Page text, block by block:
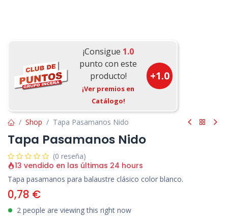
¡Consigue 1.0
punto con este
producto!
¡Ver premios en
Catálogo!
+1.0
Shop Tapa Pasamanos Nido
Tapa Pasamanos Nido
(0 reseña)
13 vendido en las últimas 24 hours
Tapa pasamanos para balaustre clásico color blanco.
0,78 €
2 people are viewing this right now